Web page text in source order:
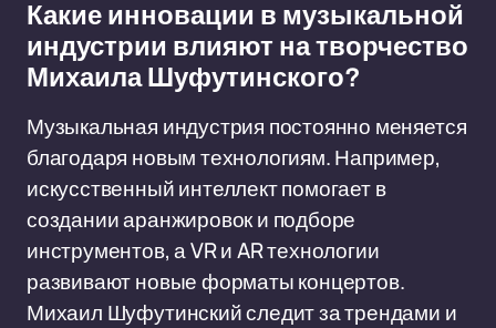
Какие инновации в музыкальной
индустрии влияют на творчество
Михаила Шуфутинского?
Музыкальная индустрия постоянно меняется
благодаря новым технологиям. Например,
искусственный интеллект помогает в
создании аранжировок и подборе
инструментов, а VR и AR технологии
развивают новые форматы концертов.
Михаил Шуфутинский следит за трендами и